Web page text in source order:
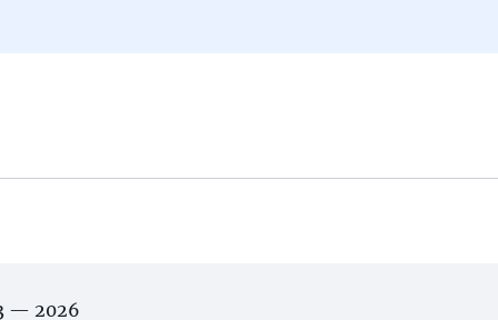
— 2026